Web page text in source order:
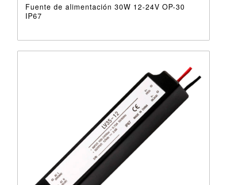
Fuente de alimentación 30W 12-24V OP-30
IP67